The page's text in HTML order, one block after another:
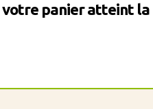
panier atteint la